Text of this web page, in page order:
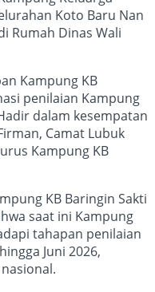
Koto Baru Nan
Rumah Dinas Wali
Kampung KB
penilaian Kampung
dalam kesempatan
Camat Lubuk
Kampung KB
KB Baringin Sakti
saat ini Kampung
tahapan penilaian
Juni 2026,